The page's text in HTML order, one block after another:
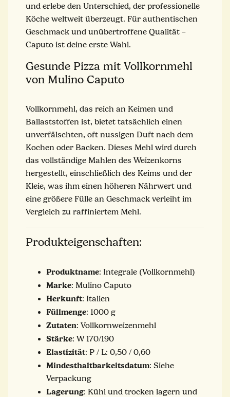
und erlebe den Unterschied, der professionelle
Köche weltweit überzeugt. Für authentischen
Geschmack und unübertroffene Qualität –
Caputo ist deine erste Wahl.
Gesunde Pizza mit Vollkornmehl
von Mulino Caputo
Vollkornmehl, das reich an Keimen und
Ballaststoffen ist, bietet tatsächlich einen
unverfälschten, oft nussigen Duft nach dem
Kochen oder Backen. Dieses Mehl wird durch
das vollständige Mahlen des Weizenkorns
hergestellt, einschließlich des Keims und der
Kleie, was ihm einen höheren Nährwert und
eine größere Fülle an Geschmack verleiht im
Vergleich zu raffiniertem Mehl.
Produkteigenschaften:
Produktname: Integrale (Vollkornmehl)
Marke: Mulino Caputo
Herkunft: Italien
Füllmenge: 1000 g
Zutaten: Vollkornweizenmehl
Stärke: W 170/190
Elastizität: P / L: 0,50 / 0,60
Mindesthaltbarkeitsdatum: Siehe
Verpackung
Lagerung: Kühl und trocken lagern und